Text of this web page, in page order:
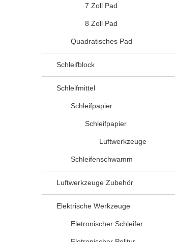
7 Zoll Pad
8 Zoll Pad
Quadratisches Pad
Schleifblock
Schleifmittel
Schleifpapier
Schleifpapier
Luftwerkzeuge
Schleifenschwamm
Luftwerkzeuge Zubehör
Elektrische Werkzeuge
Eletronischer Schleifer